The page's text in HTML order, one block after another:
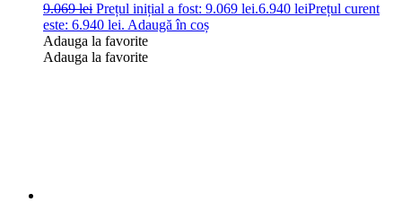
9.069lei Prețul inițial a fost: 9.069 lei.6.940 leiPrețul curent
este: 6.940 lei. Adaugă în coș
Adauga la favorite
Adauga la favorite